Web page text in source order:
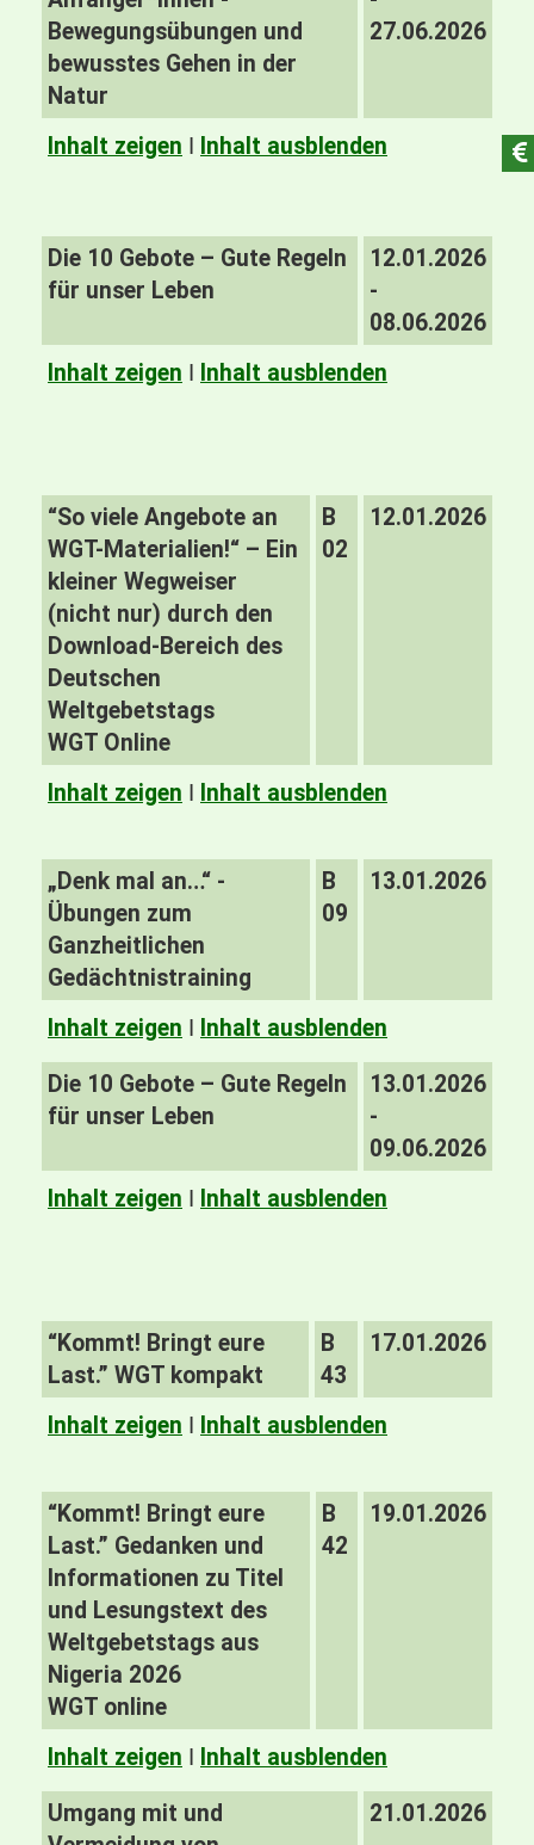
Bewegungsübungen und
bewusstes Gehen in der
Natur
27.06.2026
Inhalt zeigen I Inhalt ausblenden
Die 10 Gebote – Gute Regeln
für unser Leben
12.01.2026
-
08.06.2026
Inhalt zeigen I Inhalt ausblenden
“So viele Angebote an
WGT-Materialien!“ – Ein
kleiner Wegweiser
(nicht nur) durch den
Download-Bereich des
Deutschen
Weltgebetstags
WGT Online
B
02
12.01.2026
Inhalt zeigen I Inhalt ausblenden
„Denk mal an…“ -
Übungen zum
Ganzheitlichen
Gedächtnistraining
B
09
13.01.2026
Inhalt zeigen I Inhalt ausblenden
Die 10 Gebote – Gute Regeln
für unser Leben
13.01.2026
-
09.06.2026
Inhalt zeigen I Inhalt ausblenden
“Kommt! Bringt eure
Last.” WGT kompakt
B
43
17.01.2026
Inhalt zeigen I Inhalt ausblenden
“Kommt! Bringt eure
Last.” Gedanken und
Informationen zu Titel
und Lesungstext des
Weltgebetstags aus
Nigeria 2026
WGT online
B
42
19.01.2026
Inhalt zeigen I Inhalt ausblenden
Umgang mit und
21.01.2026